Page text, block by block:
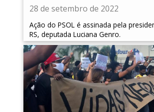
28 de setembro de 2022
Ação do PSOL é assinada pela
RS, deputada Luciana Genro.